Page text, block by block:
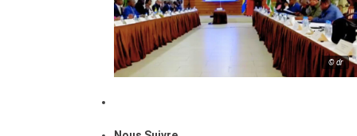
© dr